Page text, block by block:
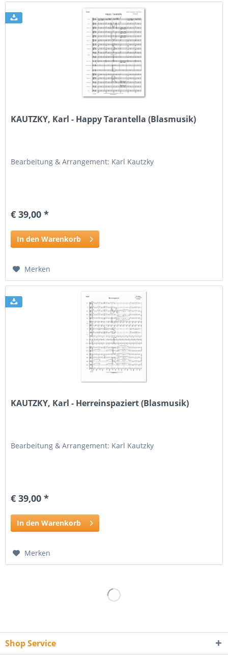
KAUTZKY, Karl - Happy Tarantella (Blasmusik)
Bearbeitung & Arrangement: Karl Kautzky
€ 39,00 *
In den Warenkorb
Merken
KAUTZKY, Karl - Herreinspaziert (Blasmusik)
Bearbeitung & Arrangement: Karl Kautzky
€ 39,00 *
In den Warenkorb
Merken
Shop Service